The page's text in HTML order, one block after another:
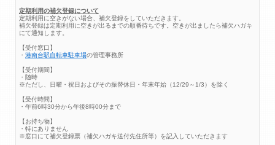
定期利用の補欠登録について
定期利用に空きがない場合、補欠登録をしていただきます。
補欠登録は定期利用に空きが出るまでの順番待ちです。空きが出ましたら補欠ハガキ
にて通知します。
【受付窓口】
・ 港南台駅自転車駐車場の管理事務所
【受付期間】
・随時
※ただし、日曜・祝日およびその振替休日・年末年始（12/29～1/3）を除く
【受付時間】
・午前6時30分から午後8時00分まで
【お持ち物】
・特にありません
※窓口にて補欠登録票（補欠ハガキ送付先住所等）を記入していただきます